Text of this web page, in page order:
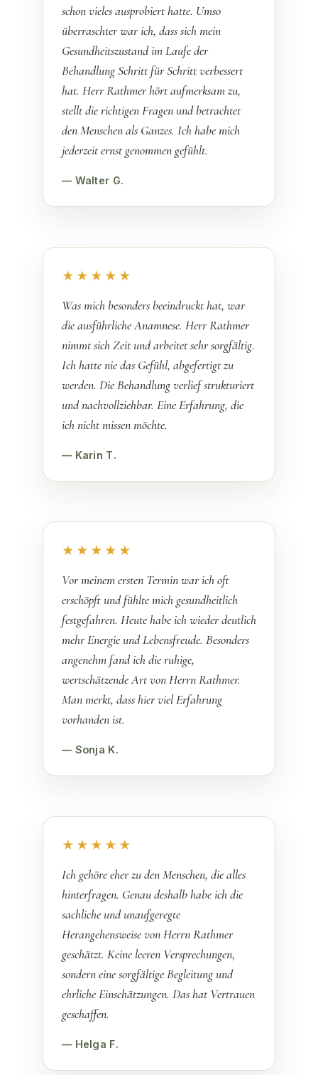
schon vieles ausprobiert hatte. Umso
überraschter war ich, dass sich mein
Gesundheitszustand im Laufe der
Behandlung Schritt für Schritt verbessert
hat. Herr Rathmer hört aufmerksam zu,
stellt die richtigen Fragen und betrachtet
den Menschen als Ganzes. Ich habe mich
jederzeit ernst genommen gefühlt.
— Walter G.
★★★★★
Was mich besonders beeindruckt hat, war
die ausführliche Anamnese. Herr Rathmer
nimmt sich Zeit und arbeitet sehr sorgfältig.
Ich hatte nie das Gefühl, abgefertigt zu
werden. Die Behandlung verlief strukturiert
und nachvollziehbar. Eine Erfahrung, die
ich nicht missen möchte.
— Karin T.
★★★★★
Vor meinem ersten Termin war ich oft
erschöpft und fühlte mich gesundheitlich
festgefahren. Heute habe ich wieder deutlich
mehr Energie und Lebensfreude. Besonders
angenehm fand ich die ruhige,
wertschätzende Art von Herrn Rathmer.
Man merkt, dass hier viel Erfahrung
vorhanden ist.
— Sonja K.
★★★★★
Ich gehöre eher zu den Menschen, die alles
hinterfragen. Genau deshalb habe ich die
sachliche und unaufgeregte
Herangehensweise von Herrn Rathmer
geschätzt. Keine leeren Versprechungen,
sondern eine sorgfältige Begleitung und
ehrliche Einschätzungen. Das hat Vertrauen
geschaffen.
— Helga F.